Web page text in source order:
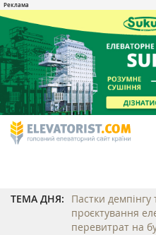
ТЕМА ДНЯ:
Пастки демпінгу
проєктування
перевитрат на